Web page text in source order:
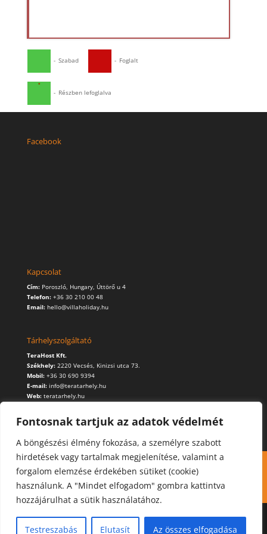
Fontosnak tartjuk az adatok védelmét
A böngészési élmény fokozása, a személyre szabott
hirdetések vagy tartalmak megjelenítése, valamint a
forgalom elemzése érdekében sütiket (cookie)
használunk. A "Mindet elfogadom" gombra kattintva
hozzájárulhat a sütik használatához.
Testreszabás Elutasít Az összes elfogadása
- Szabad - Foglalt
·
- Részben lefoglalva
Facebook
Kapcsolat
Cím: Poroszló, Hungary, Úttörő u 4
Telefon: +36 30 210 00 48
Email: hello@villaholiday.hu
Tárhelyszolgáltató
TeraHost Kft.
Székhely: 2220 Vecsés, Kinizsi utca 73.
Mobil: +36 30 690 9394
E-mail: info@teratarhely.hu
Web: teratarhely.hu
Kapcsolat Foglalás
Cookie (süti) használat
Adatvédelmi szabályzat